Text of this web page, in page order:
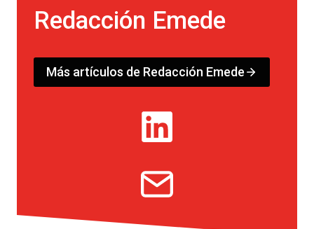
Redacción Emede
Más artículos de Redacción Emede